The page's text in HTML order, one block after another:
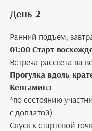
День 2
Ранний подъем,
01:00 Старт
Встреча рассвета на
Прогулка вдоль
Кенгаминэ
*по состоянию
с доплатой)
Спуск к стартовой